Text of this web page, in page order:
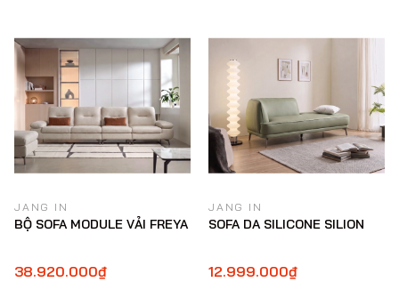
JANG IN
BỘ SOFA MODULE VẢI FREYA
38.920.000₫
JANG IN
SOFA DA SILICONE SILION
12.999.000₫